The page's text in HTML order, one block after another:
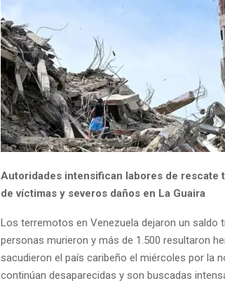
Autoridades intensifican labores de
de víctimas y severos daños en La Guaira
Los terremotos en Venezuela dejaron un saldo
personas murieron y más de 1.500 resultaron
sacudieron el país caribeño el miércoles por la
continúan desaparecidas y son buscadas